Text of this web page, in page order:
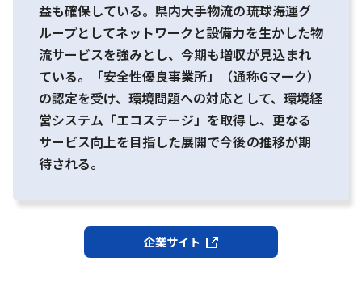
益も確保している。県内大手物流の琉球海運グ
ループとしてネットワークと設備力を生かした物
流サービスを強みとし、今期も増収が見込まれ
ている。「安全性優良事業所」（通称Gマーク）
の認定を受け、環境問題への対応として、環境経
営システム「エコステージ」を取得し、更なる
サービス向上を目指した展開で今後の推移が期
待される。
企業サイト